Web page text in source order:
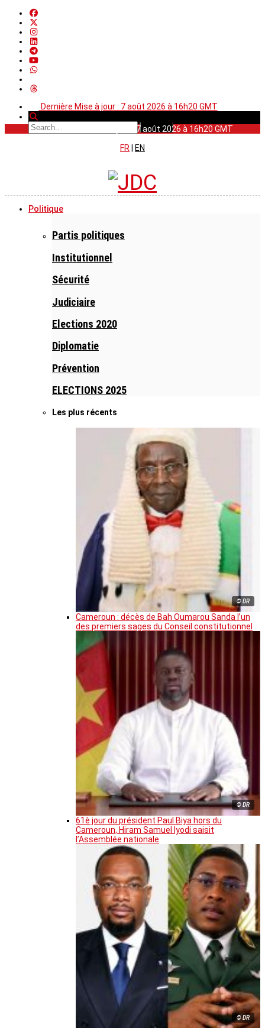
Dernière Mise à jour : 7 août 2026 à 16h20 GMT
Dernière Mise à jour : 7 août 2026 à 16h20 GMT
FR
EN
Politique
Partis politiques
Institutionnel
Sécurité
Judiciaire
Elections 2020
Diplomatie
Prévention
ELECTIONS 2025
Les plus récents
© DR
Cameroun : décès de Bah Oumarou Sanda l’un
des premiers sages du Conseil constitutionnel
© DR
61è jour du président Paul Biya hors du
Cameroun, Hiram Samuel Iyodi saisit
l’Assemblée nationale
© DR